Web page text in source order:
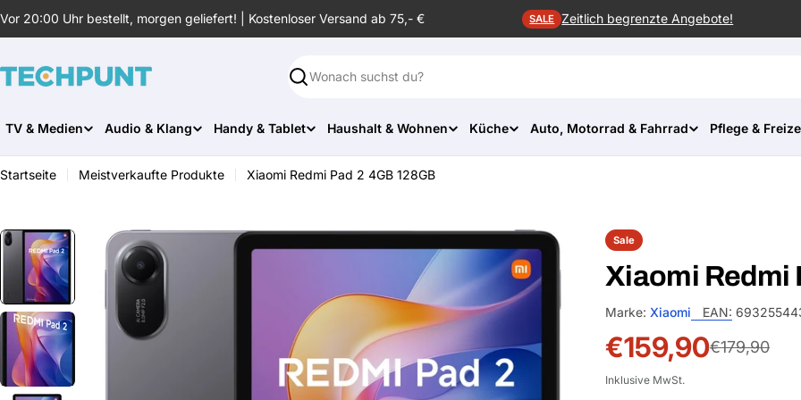
Inhalt
Vor 20:00 Uhr bestellt, morgen geliefert! | Kostenloser Versand ab 75,- € SALE Zeitlich begrenzte Angebote!
Suchen
TV & Medien Audio & Klang Handy & Tablet Haushalt & Wohnen Küche Auto, Motorrad & Fahrrad Pflege &
Startseite Meistverkaufte Produkte Xiaomi Redmi Pad 2 4GB 128GB
Sale
Xiaomi Redmi
Marke: Xiaomi EAN:
Sale-
Preis
€159,90
Normalpreis
€179,90
Inklusive MwSt.